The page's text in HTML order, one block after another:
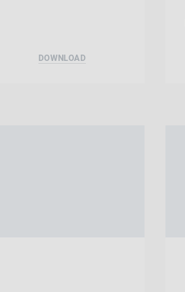
DOWNLOAD